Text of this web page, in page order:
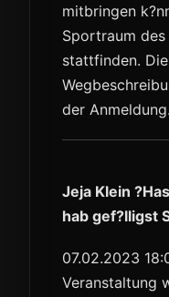
mitbringen
Sportraum
stattfinden.
der Anmeldung.
Jeja Klein
hab gef?lligst
07.02.2023
Veranstaltung